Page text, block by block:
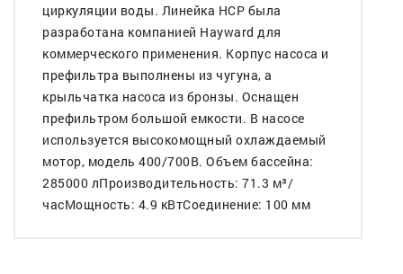
циркуляции воды. Линейка HCP была
разработана компанией Hayward для
коммерческого применения. Корпус насоса и
префильтра выполнены из чугуна, а
крыльчатка насоса из бронзы. Оснащен
префильтром большой емкости. В насосе
используется высокомощный охлаждаемый
мотор, модель 400/700В. Объем бассейна:
285000 лПроизводительность: 71.3 м³/
часМощность: 4.9 кВтСоединение: 100 мм